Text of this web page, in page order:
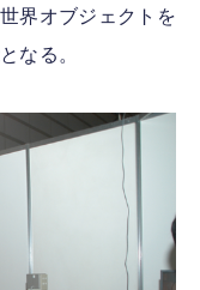
界オブジェクトを
なる。